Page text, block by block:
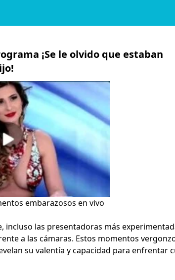
¡Se le olvido que estaban
embarazosos en vivo
incluso las presentadoras más
a las cámaras. Estos momentos
su valentía y capacidad para enfrentar